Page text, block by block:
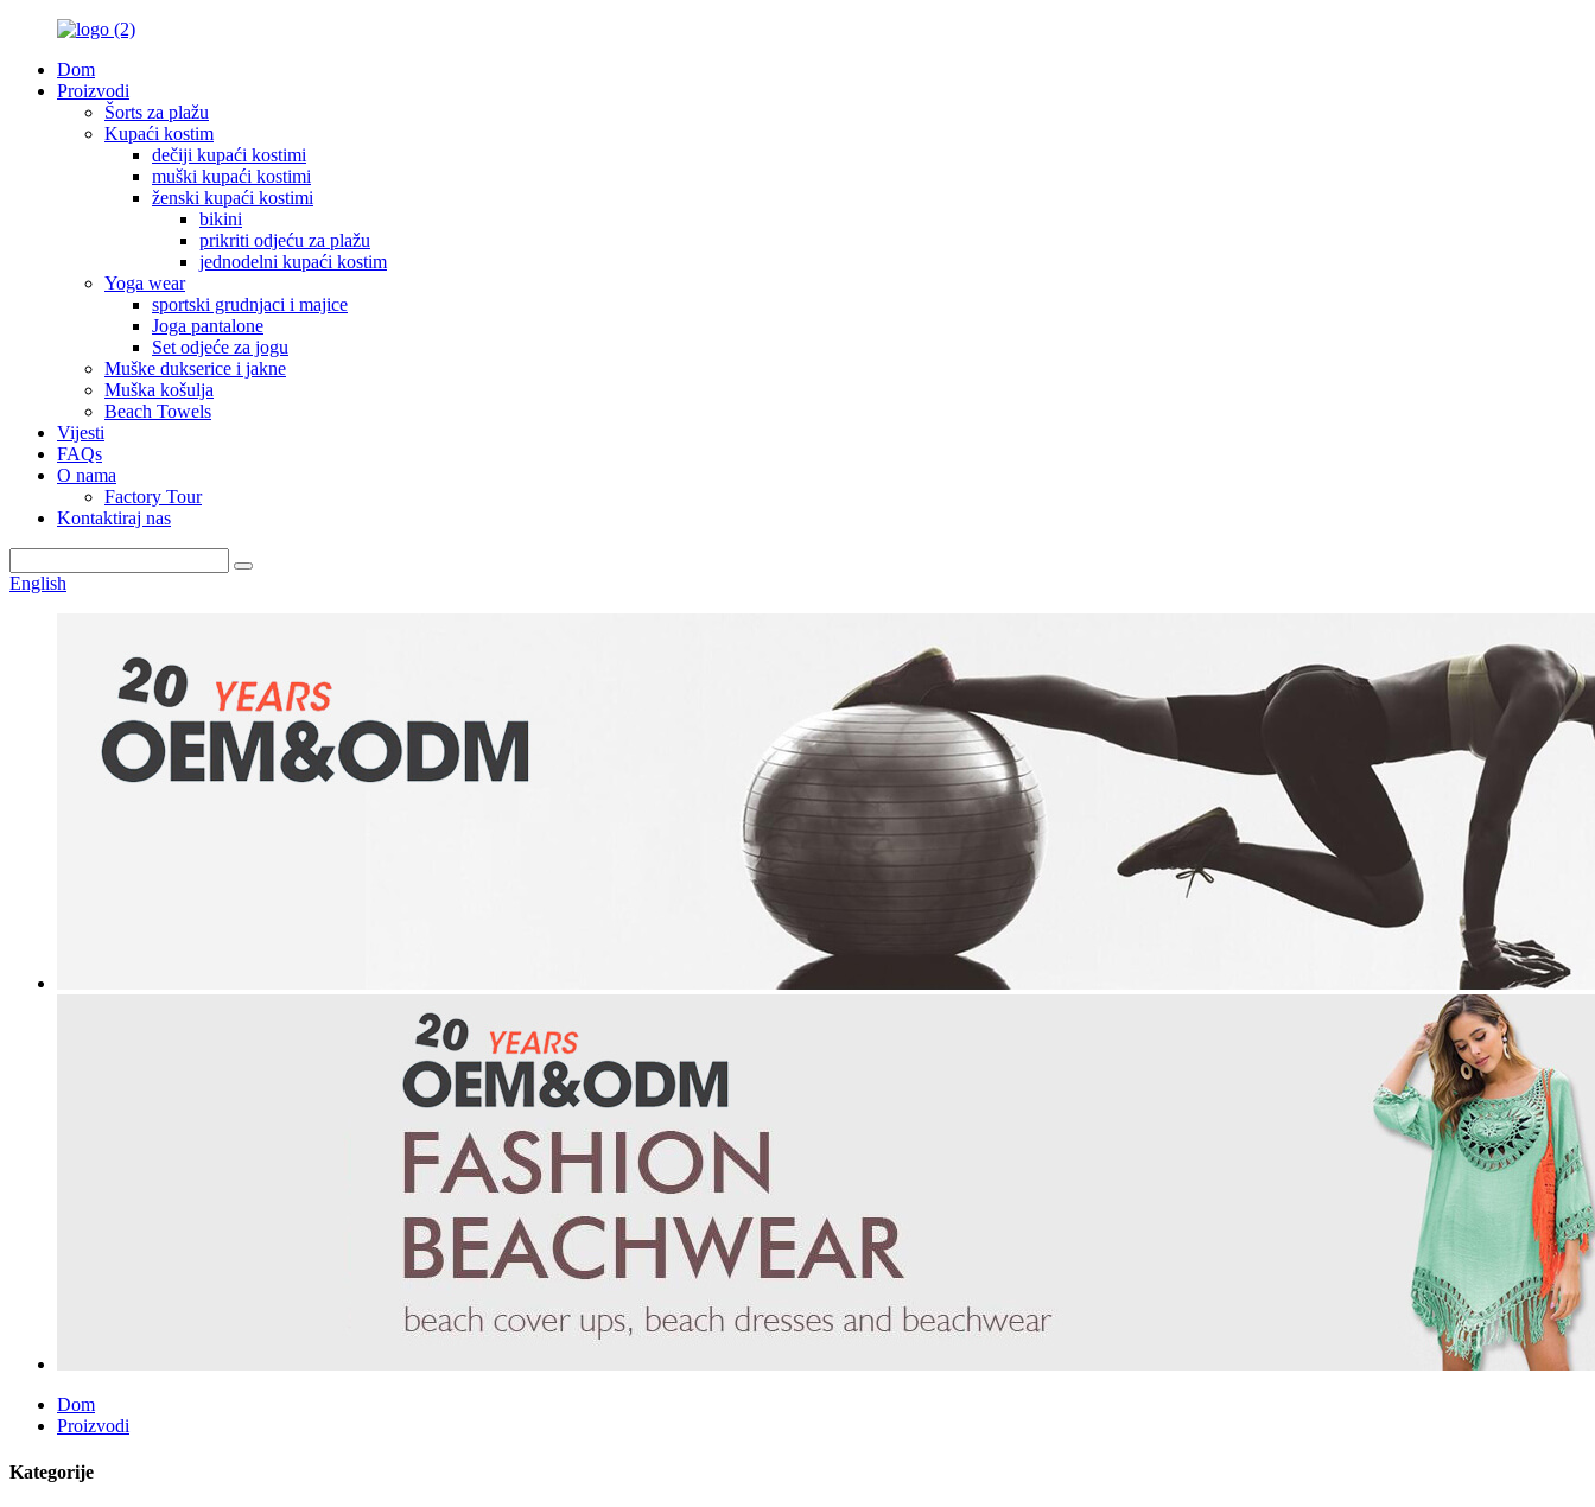
Dom
Proizvodi
Šorts za plažu
Kupaći kostim
dečiji kupaći kostimi
muški kupaći kostimi
ženski kupaći kostimi
bikini
prikriti odjeću za plažu
jednodelni kupaći kostim
Yoga wear
sportski grudnjaci i majice
Joga pantalone
Set odjeće za jogu
Muške dukserice i jakne
Muška košulja
Beach Towels
Vijesti
FAQs
O nama
Factory Tour
Kontaktiraj nas
English
Dom
Proizvodi
Kategorije